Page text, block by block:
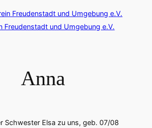
Freudenstadt und Umgebung e.V.
Anna
Schwester Elsa zu uns, geb. 07/08